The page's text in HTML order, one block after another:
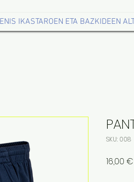
IKASTAROEN ETA BAZKIDEEN
SKU: 008
16,00 €